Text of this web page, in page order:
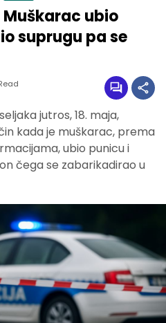
Muškarac ubio
suprugu pa se
jutros, 18. maja,
kada je muškarac, prema
ubio punicu i
čega se zabarikadirao u